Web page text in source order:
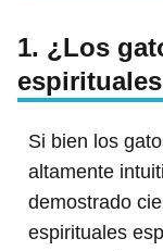
1. ¿Los
Si bien los
altamente
demostrado
espirituales